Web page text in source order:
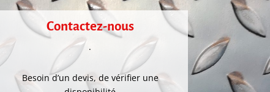
Contactez-nous
.
Besoin d’un devis, de vérifier une